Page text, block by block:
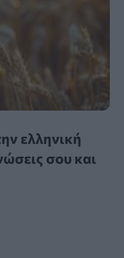
ελληνική
σου και